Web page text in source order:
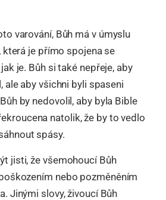
varování, Bůh má v úmyslu
je přímo spojena se
je. Bůh si také nepřeje, aby
ale aby všichni byli spaseni
by nedovolil, aby byla Bible
natolik, že by to vedlo
spásy.
jisti, že všemohoucí Bůh
nebo pozměněním
Jinými slovy, živoucí Bůh